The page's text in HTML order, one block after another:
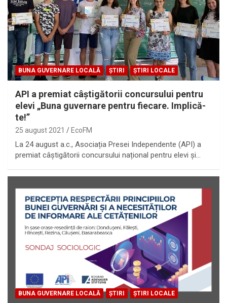
BUNA GUVERNARE LOCALĂ ȘTIRI ȘTIRI LOCALE
API a premiat câștigătorii concursului pentru
elevi „Buna guvernare pentru fiecare. Implică-
te!”
25 august 2021 EcoFM
La 24 august a.c., Asociația Presei Independente (API) a
premiat câștigătorii concursului național pentru elevi și…
BUNA GUVERNARE LOCALĂ ȘTIRI ȘTIRI LOCALE